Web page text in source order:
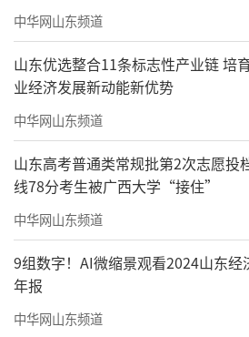
中华网山东频道
山东优选整合11条标志性产业链 培
业经济发展新动能新优势
中华网山东频道
山东高考普通类常规批第2次志愿投
线78分考生被广西大学“接住”
中华网山东频道
9组数字！AI微缩景观看2024山东经
年报
中华网山东频道